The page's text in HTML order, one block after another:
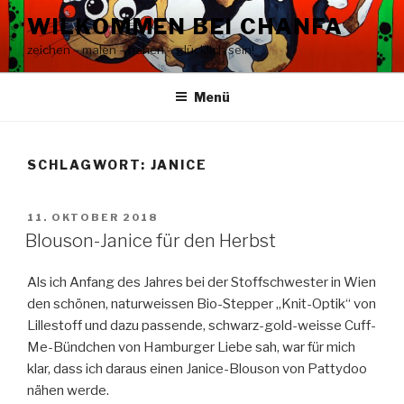
Zum
Inhalt
springen
WILKOMMEN BEI CHANFA
zeichen – malen – nähen – glücklich sein!
Menü
SCHLAGWORT: JANICE
VERÖFFENTLICHT
AM
11. OKTOBER 2018
Blouson-Janice für den Herbst
Als ich Anfang des Jahres bei der Stoffschwester in Wien
den schönen, naturweissen Bio-Stepper „Knit-Optik“ von
Lillestoff und dazu passende, schwarz-gold-weisse Cuff-
Me-Bündchen von Hamburger Liebe sah, war für mich
klar, dass ich daraus einen Janice-Blouson von Pattydoo
nähen werde.